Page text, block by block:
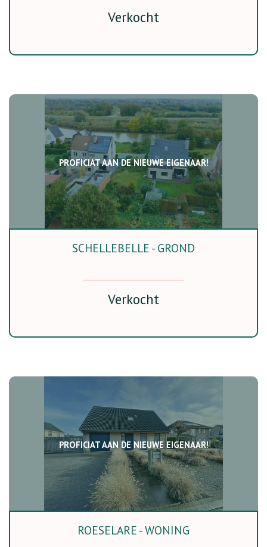
Verkocht
PROFICIAT AAN DE NIEUWE EIGENAAR!
SCHELLEBELLE - GROND
Verkocht
PROFICIAT AAN DE NIEUWE EIGENAAR!
115 m² 4 Ja
ROESELARE - WONING